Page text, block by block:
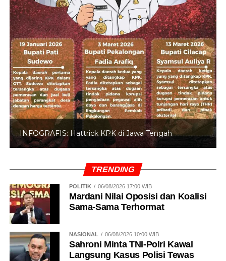
INFOGRAFIS: Hattrick KPK di Jawa Tengah
TRENDING
POLITIK 06/08/2026 17:00 WIB
Mardani Nilai Oposisi dan Koalisi
Sama-Sama Terhormat
NASIONAL 06/08/2026 10:00 WIB
Sahroni Minta TNI-Polri Kawal
Langsung Kasus Polisi Tewas